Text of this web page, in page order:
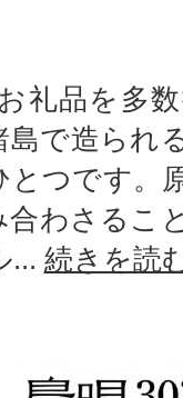
礼品を多
で造られ
つです。
合わさるこ
... 続きを読